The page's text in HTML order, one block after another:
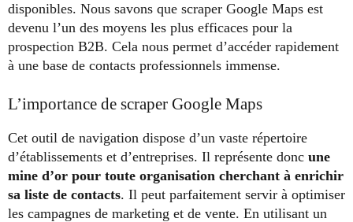
disponibles. Nous savons que scraper Google Maps est
devenu l’un des moyens les plus efficaces pour la
prospection B2B. Cela nous permet d’accéder rapidement
à une base de contacts professionnels immense.
L’importance de scraper Google Maps
Cet outil de navigation dispose d’un vaste répertoire
d’établissements et d’entreprises. Il représente donc une
mine d’or pour toute organisation cherchant à enrichir
sa liste de contacts. Il peut parfaitement servir à optimiser
les campagnes de marketing et de vente. En utilisant un